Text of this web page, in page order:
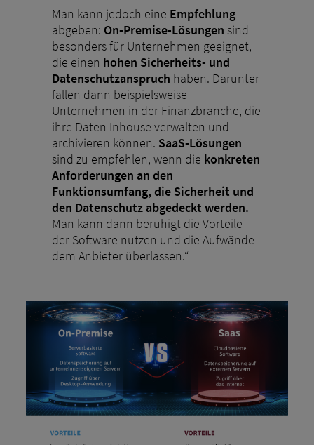
Man kann jedoch eine Empfehlung
abgeben: On-Premise-Lösungen sind
besonders für Unternehmen geeignet,
die einen hohen Sicherheits- und
Datenschutzanspruch haben. Darunter
fallen dann beispielsweise
Unternehmen in der Finanzbranche, die
ihre Daten Inhouse verwalten und
archivieren können. SaaS-Lösungen
sind zu empfehlen, wenn die konkreten
Anforderungen an den
Funktionsumfang, die Sicherheit und
den Datenschutz abgedeckt werden.
Man kann dann beruhigt die Vorteile
der Software nutzen und die Aufwände
dem Anbieter überlassen.“